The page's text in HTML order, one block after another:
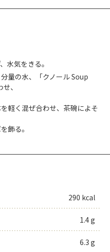
水気をきる。
量の水、「クノール Soup
、
軽く混ぜ合わせ、茶碗によそ
飾る。
290 kcal
1.4 g
6.3 g